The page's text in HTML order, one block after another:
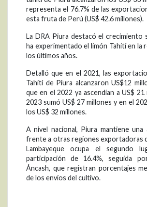
representa el 76.7% de las
esta fruta de Perú (US$ 42.6 millones).
La DRA Piura destacó el crecimiento
ha experimentado el limón Tahití en la
los últimos años.
Detalló que en el 2021, las
Tahití de Piura alcanzaron US$12
que en el 2022 ya ascendían a US$ 21
2023 sumó US$ 27 millones y en el
los US$ 32 millones.
A nivel nacional, Piura mantiene una
frente a otras regiones exportadoras
Lambayeque ocupa el segundo
participación de 16.4%, seguida
Áncash, que registran porcentajes
de los envíos del cultivo.